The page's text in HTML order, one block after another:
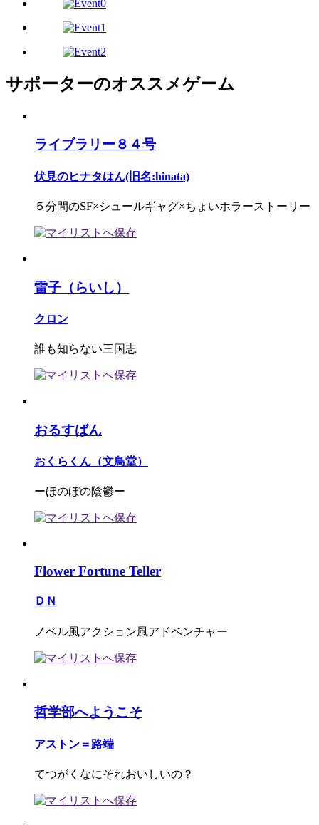
サポーターのオススメゲーム
ライブラリー８４号
伏見のヒナタはん(旧名:hinata)
５分間のSF×シュールギャグ×ちょいホラーストーリー
雷子（らいし）
クロン
誰も知らない三国志
おるすばん
おくらくん（文鳥堂）
ーほのぼの陰鬱ー
Flower Fortune Teller
ＤＮ
ノベル風アクション風アドベンチャー
哲学部へようこそ
アストン＝路端
てつがくなにそれおいしいの？